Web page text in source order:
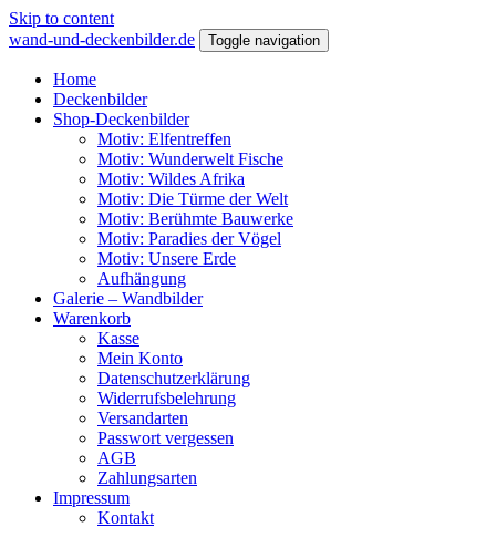
Skip to content
wand-und-deckenbilder.de
Toggle navigation
Home
Deckenbilder
Shop-Deckenbilder
Motiv: Elfentreffen
Motiv: Wunderwelt Fische
Motiv: Wildes Afrika
Motiv: Die Türme der Welt
Motiv: Berühmte Bauwerke
Motiv: Paradies der Vögel
Motiv: Unsere Erde
Aufhängung
Galerie – Wandbilder
Warenkorb
Kasse
Mein Konto
Datenschutzerklärung
Widerrufsbelehrung
Versandarten
Passwort vergessen
AGB
Zahlungsarten
Impressum
Kontakt